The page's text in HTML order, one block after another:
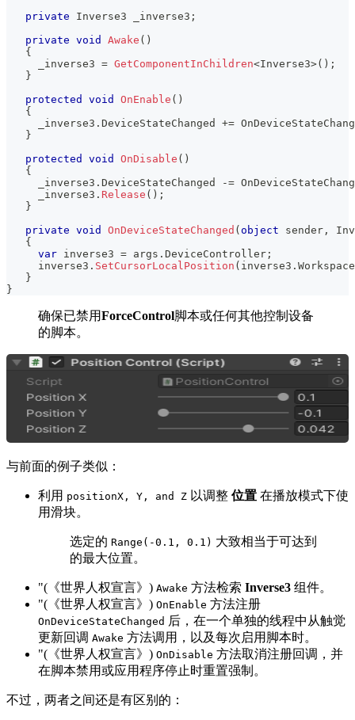
private
Inverse3 _inverse3 ;
private void Awake ( )
{
     _inverse3
= GetComponentInChildren<Inverse3>( ) ;
}
protected
void OnEnable ( )
{
     _inverse3
. DeviceStateChanged +=
}
protected
void OnDisable ( )
{
     _inverse3
. DeviceStateChanged -=
     _inverse3
. Release ( ) ;
}
private void OnDeviceStateChanged ( object sender ,
{
var inverse3 = args . DeviceController ;
     inverse3
. SetCursorLocalPosition ( inverse3 .
}
}
确保已禁用ForceControl脚本或任何其他控制设备
的脚本。
与前面的例子类似：
利用 positionX, Y, and Z 以调整 位置 在播放模式下使
用滑块。
选定的 Range(-0.1, 0.1) 大致相当于可达到
的最大位置。
"(《世界人权宣言》) Awake 方法检索 Inverse3 组件。
"(《世界人权宣言》) OnEnable 方法注册
OnDeviceStateChanged 后，在一个单独的线程中从触觉
更新回调 Awake 方法调用，以及每次启用脚本时。
"(《世界人权宣言》) OnDisable 方法取消注册回调，并
在脚本禁用或应用程序停止时重置强制。
不过，两者之间还是有区别的：